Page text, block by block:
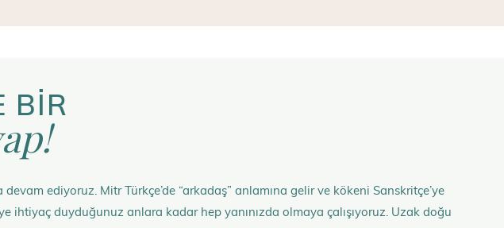
BİR
ediyoruz. Mitr Türkçe’de “arkadaş” anlamına gelir ve kökeni Sanskritçe’ye
ihtiyaç duyduğunuz anlara kadar hep yanınızda olmaya çalışıyoruz. Uzak doğu